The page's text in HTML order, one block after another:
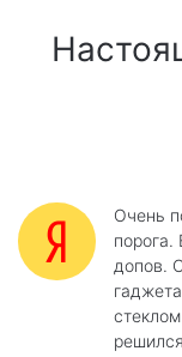
Очень
порога.
допов.